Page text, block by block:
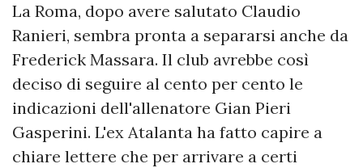
La Roma, dopo avere salutato Claudio
Ranieri, sembra pronta a separarsi anche da
Frederick Massara. Il club avrebbe così
deciso di seguire al cento per cento le
indicazioni dell'allenatore Gian Pieri
Gasperini. L'ex Atalanta ha fatto capire a
chiare lettere che per arrivare a certi